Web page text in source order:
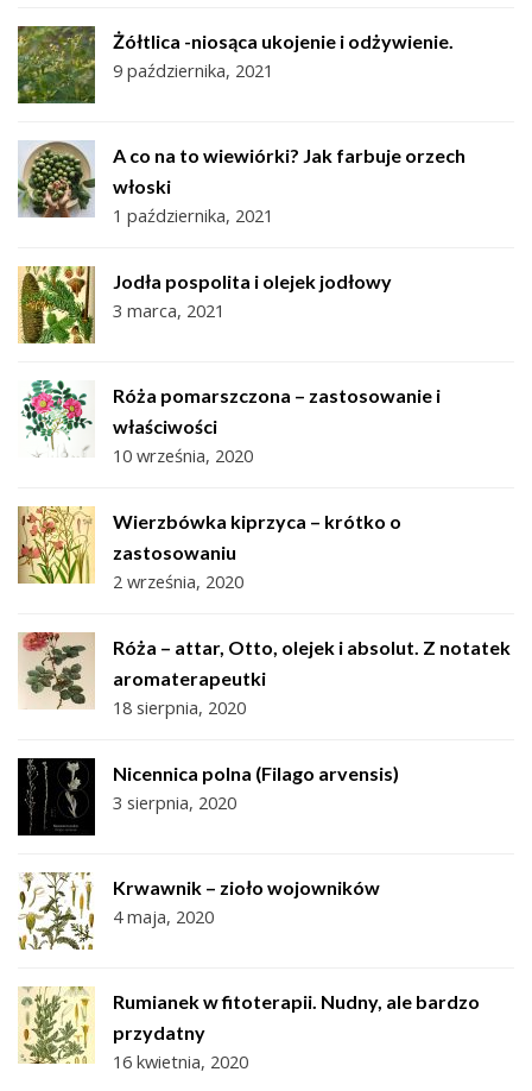
Żółtlica -niosąca ukojenie i odżywienie.
9 października, 2021
A co na to wiewiórki? Jak farbuje orzech
włoski
1 października, 2021
Jodła pospolita i olejek jodłowy
3 marca, 2021
Róża pomarszczona – zastosowanie i
właściwości
10 września, 2020
Wierzbówka kiprzyca – krótko o
zastosowaniu
2 września, 2020
Róża – attar, Otto, olejek i absolut. Z notatek
aromaterapeutki
18 sierpnia, 2020
Nicennica polna (Filago arvensis)
3 sierpnia, 2020
Krwawnik – zioło wojowników
4 maja, 2020
Rumianek w fitoterapii. Nudny, ale bardzo
przydatny
16 kwietnia, 2020